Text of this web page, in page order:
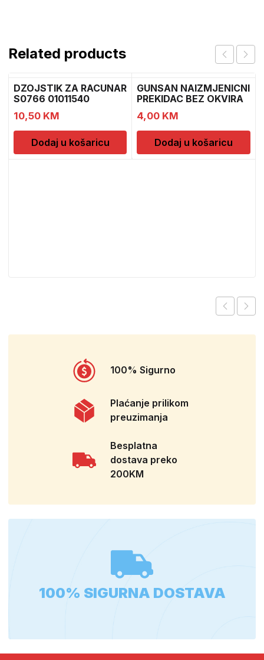
Related products
DZOJSTIK ZA RACUNAR
S0766 01011540
10,50 KM
Dodaj u košaricu
GUNSAN NAIZMJENICNI
PREKIDAC BEZ OKVIRA
4,00 KM
Dodaj u košaricu
100% Sigurno
Plaćanje prilikom
preuzimanja
Besplatna
dostava preko
200KM
100% SIGURNA DOSTAVA